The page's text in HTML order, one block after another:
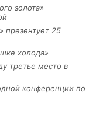
золота»
презентует 25
холода»
третье место в
конференции по